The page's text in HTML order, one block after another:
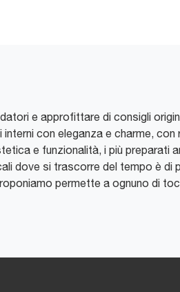
e approfittare di consigli
interni con eleganza e charme,
e funzionalità, i più preparati
dove si trascorre del tempo è di
permette a ognuno di